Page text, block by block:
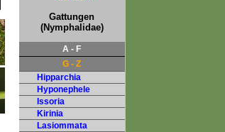
Gattungen
(Nymphalidae)
A - F
G - Z
Hipparchia
Hyponephele
Issoria
Kirinia
Lasiommata